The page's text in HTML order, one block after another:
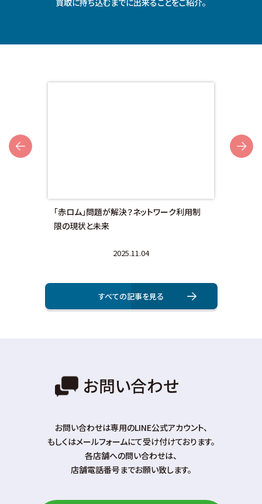
「赤ロム」問題が解決？ネットワーク利用制
限の現状と未来
2025.11.04
すべての記事を⾒る
お問い合わせ
お問い合わせは専⽤のLINE公式アカウント、
もしくはメールフォームにて受け付けております。
各店舗への問い合わせは、
店舗電話番号までお願い致します。